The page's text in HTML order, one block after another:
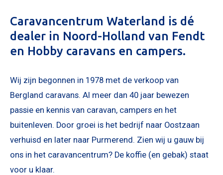
Caravancentrum Waterland is dé
dealer in Noord-Holland van Fendt
en Hobby caravans en campers.
Wij zijn begonnen in 1978 met de verkoop van
Bergland caravans. Al meer dan 40 jaar bewezen
passie en kennis van caravan, campers en het
buitenleven. Door groei is het bedrijf naar Oostzaan
verhuisd en later naar Purmerend. Zien wij u gauw bij
ons in het caravancentrum? De koffie (en gebak) staat
voor u klaar.